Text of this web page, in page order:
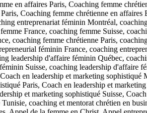
en affaires Paris, Coaching femme
Coaching femme chrétienne en
entreprenariat féminin Montréal,
France, coaching femme Suisse,
coaching femme chrétienne Paris,
féminin France, coaching
leadership d'affaire féminin Québec,
Suisse, coaching leadership
en leadership et marketing
Paris, Coach en leadership et
et marketing sophistiqué Suisse,
coaching et mentorat chrétien en